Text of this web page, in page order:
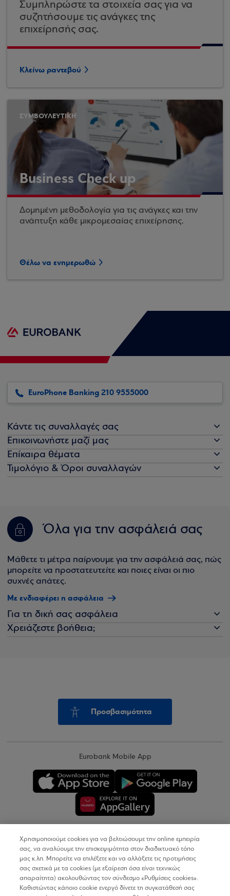
Συμπληρώστε τα στοιχεία σας για να
συζητήσουμε τις ανάγκες της
επιχείρησής σας.
Κλείνω ραντεβού
ΣΥΜΒΟΥΛΕΥΤΙΚΗ
Business Check up
Δομημένη μεθοδολογία για τις ανάγκες και την
ανάπτυξη κάθε μικρομεσαίας επιχείρησης.
Θέλω να ενημερωθώ
EuroPhone Banking 210 9555000
Κάντε τις συναλλαγές σας
Επικοινωνήστε μαζί μας
Επίκαιρα θέματα
Τιμολόγιο & Όροι συναλλαγών
Όλα για την ασφάλειά σας
Μάθετε τι μέτρα παίρνουμε για την ασφάλειά σας, πώς
μπορείτε να προστατευτείτε και ποιες είναι οι πιο
συχνές απάτες.
Με ενδιαφέρει η ασφάλεια
Για τη δική σας ασφάλεια
Χρειάζεστε βοήθεια;
Προσβασιμότητα
Eurobank Mobile App
Copyright © 2026
Όροι Χρήσης
Χρησιμοποιούμε cookies για να βελτιώσουμε την online εμπειρία
σας, να αναλύουμε την επισκεψιμότητα στον διαδικτυακό τόπο
μας κ.λπ. Μπορείτε να επιλέξετε και να αλλάξετε τις προτιμήσεις
σας σχετικά με τα cookies (με εξαίρεση όσα είναι τεχνικώς
απαραίτητα) ακολουθώντας τον σύνδεσμο «Ρυθμίσεις cookies».
Καθιστώντας κάποιο cookie ενεργό δίνετε τη συγκατάθεσή σας